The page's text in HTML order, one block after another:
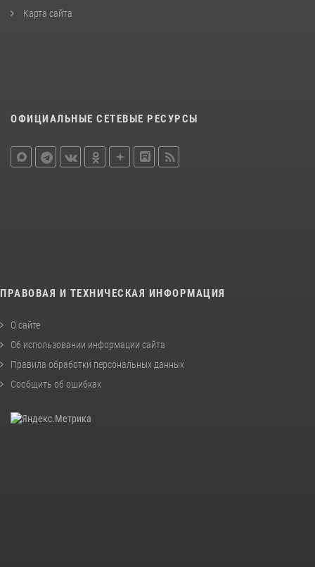
Карта сайта
ОФИЦИАЛЬНЫЕ СЕТЕВЫЕ РЕСУРСЫ
ПРАВОВАЯ И ТЕХНИЧЕСКАЯ ИНФОРМАЦИЯ
О сайте
Об использовании информации сайта
Правила обработки персональных данных
Сообщить об ошибках